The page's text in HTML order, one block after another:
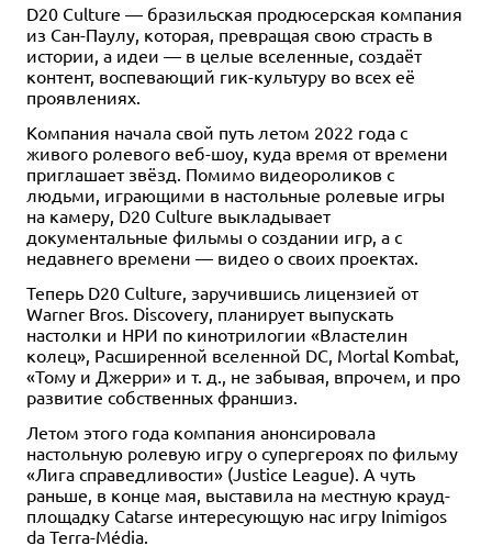
D20 Culture — бразильская продюсерская компания
из Сан-Паулу, которая, превращая свою страсть в
истории, а идеи — в целые вселенные, создаёт
контент, воспевающий гик-культуру во всех её
проявлениях.
Компания начала свой путь летом 2022 года с
живого ролевого веб-шоу, куда время от времени
приглашает звёзд. Помимо видеороликов с
людьми, играющими в настольные ролевые игры
на камеру, D20 Culture выкладывает
документальные фильмы о создании игр, а с
недавнего времени — видео о своих проектах.
Теперь D20 Culture, заручившись лицензией от
Warner Bros. Discovery, планирует выпускать
настолки и НРИ по кинотрилогии «Властелин
колец», Расширенной вселенной DC, Mortal Kombat,
«Тому и Джерри» и т. д., не забывая, впрочем, и про
развитие собственных франшиз.
Летом этого года компания анонсировала
настольную ролевую игру о супергероях по фильму
«Лига справедливости» (Justice League). А чуть
раньше, в конце мая, выставила на местную крауд-
площадку Catarse интересующую нас игру Inimigos
da Terra-Média.